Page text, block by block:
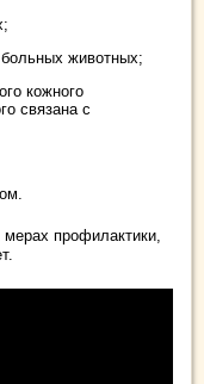
животных;
кожного
связана с
профилактики,